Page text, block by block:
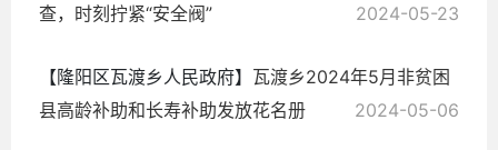
查，时刻拧紧“安全阀”
2024-05-23
【隆阳区瓦渡乡人民政府】 瓦渡乡2024年5月非贫困
县高龄补助和长寿补助发放花名册
2024-05-06